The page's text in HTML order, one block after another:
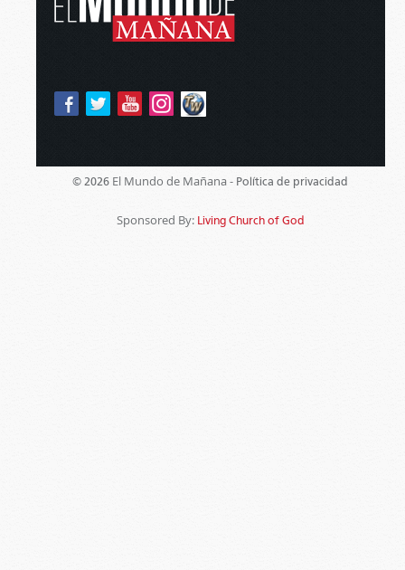
© 2026 El Mundo de Mañana - Política de privacidad
Sponsored By: Living Church of God